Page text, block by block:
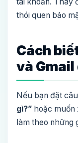
thói quen bảo
Cách
và Gmail
Nếu bạn đặt
gì?” hoặc muốn
làm theo những